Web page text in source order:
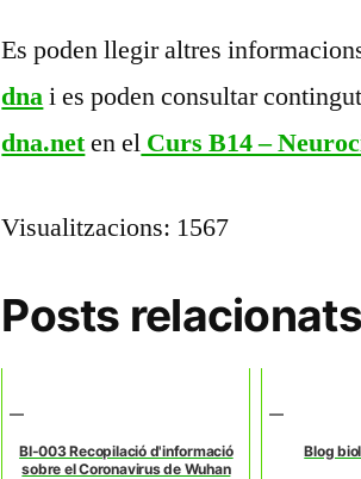
Es poden llegir altres
dnai es poden consultar
dna.neten el Curs B14 –
Visualitzacions: 1567
Posts
BI-003 Recopilació d'informació
sobre el Coronavirus de Wuhan
Blog